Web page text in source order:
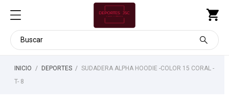
INICIO DEPORTES
SUDADERA ALPHA HOODIE -COLOR 15 CORAL -
T- 8